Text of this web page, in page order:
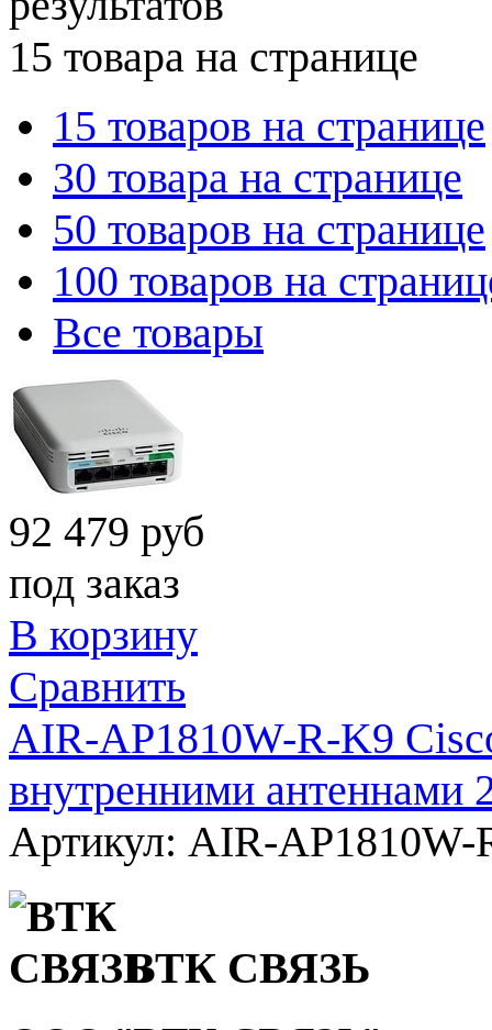
15 товара на странице
15 товаров на странице
30 товара на странице
50 товаров на странице
100 товаров на
Все товары
92 479 руб
под заказ
В корзину
Сравнить
AIR-AP1810W-R-K9
внутренними антеннами
Артикул: AIR-AP1810W-
ВТК СВЯЗЬ